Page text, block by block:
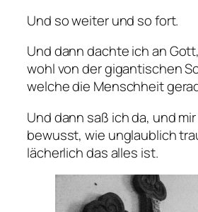
Und so weiter und so fort.
Und dann dachte ich an
wohl von der gigantischen
welche die Menschheit
Und dann saß ich da, und
bewusst, wie unglaublich
lächerlich das alles ist.